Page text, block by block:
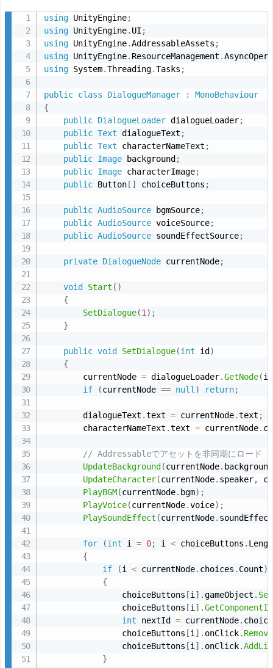
using UnityEngine;
using UnityEngine. UI ;
using UnityEngine.AddressableAssets ;
using UnityEngine. ResourceManagement .
using System.Threading.Tasks ;
public class DialogueManager :
MonoBehaviour
{
public DialogueLoader dialogueLoader;
public Text dialogueText ;
public Text characterNameText ;
public Image background ;
public Image characterImage;
public Button [ ] choiceButtons ;
public AudioSource bgmSource;
public AudioSource voiceSource;
public AudioSource soundEffectSource;
private DialogueNode currentNode;
void Start ( )
{
SetDialogue(1 ) ;
}
public void SetDialogue(int id )
{
        currentNode
= dialogueLoader.GetNode(id
if
(currentNode == null ) return;
        dialogueText
.text = currentNode.text ;
        characterNameText
.text = currentNode.
// Addressableでアセットを非同期にロード
UpdateBackground (currentNode. background
UpdateCharacter(currentNode. speaker,
PlayBGM(currentNode. bgm) ;
PlayVoice(currentNode.voice) ;
PlaySoundEffect (currentNode. soundEffect
for (int i = 0; i < choiceButtons .
{
if
(i < currentNode. choices . Count)
{
                choiceButtons
[i ] .gameObject .
                choiceButtons
[i ] .
int nextId = currentNode.
                choiceButtons
[i ] . onClick.
                choiceButtons
[i ] . onClick.
}